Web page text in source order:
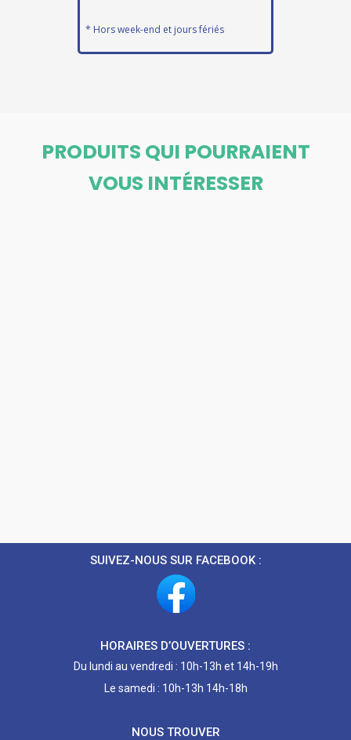
* Hors week-end et jours fériés
PRODUITS QUI POURRAIENT
VOUS INTÉRESSER
SUIVEZ-NOUS SUR FACEBOOK :
HORAIRES D’OUVERTURES :
Du lundi au vendredi : 10h-13h et 14h-19h
Le samedi : 10h-13h 14h-18h
NOUS TROUVER